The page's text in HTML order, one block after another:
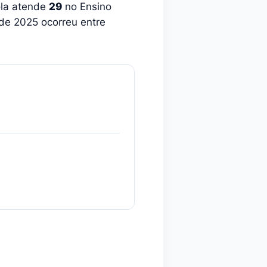
atende 29 no Ensino
2025 ocorreu entre